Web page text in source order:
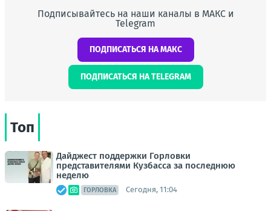
Подписывайтесь на наши каналы в МАКС и
Telegram
ПОДПИСАТЬСЯ НА МАКС
ПОДПИСАТЬСЯ НА TELEGRAM
Топ
Дайджест поддержки Горловки
представителями Кузбасса за последнюю
неделю
ГОРЛОВКА Сегодня, 11:04